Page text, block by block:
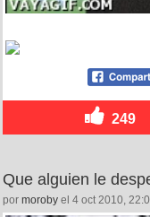
249
Que alguien le
por moroby el 4 oct 2010,